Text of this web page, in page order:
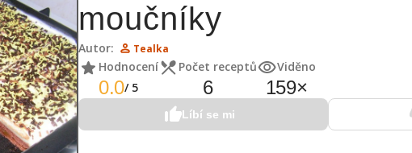
moučníky
Autor: Tealka
Hodnocení
0.0/ 5
Počet receptů
6
Viděno
159×
Líbí se mi